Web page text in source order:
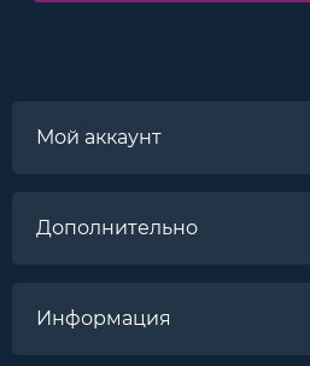
Мой аккаунт
Дополнительно
Информация